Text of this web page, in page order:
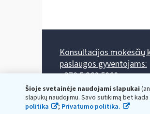
Šioje svetainėje naudojami slapukai
slapukų naudojimu. Savo sutikimą bet
politika
; Privatumo politika.
Konsultacijos mokesčių
paslaugos gyventojams:
+370 5 260 5060
Darbo laikas: I-IV 8.00-
Prieššventinę dieną - viena
Kiekvieno mėnesio antrą